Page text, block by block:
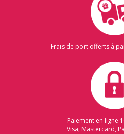
Frais de port offerts à
Paiement en ligne
Visa, Mastercard,